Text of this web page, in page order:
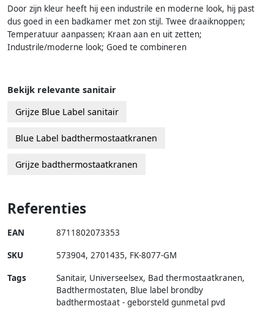
Door zijn kleur heeft hij een industrile en moderne look, hij past
dus goed in een badkamer met zon stijl. Twee draaiknoppen;
Temperatuur aanpassen; Kraan aan en uit zetten;
Industrile/moderne look; Goed te combineren
Bekijk relevante sanitair
Grijze Blue Label sanitair
Blue Label badthermostaatkranen
Grijze badthermostaatkranen
Referenties
EAN 8711802073353
SKU 573904, 2701435, FK-8077-GM
Tags
Sanitair, Universeelsex, Bad thermostaatkranen,
Badthermostaten, Blue label brondby
badthermostaat - geborsteld gunmetal pvd